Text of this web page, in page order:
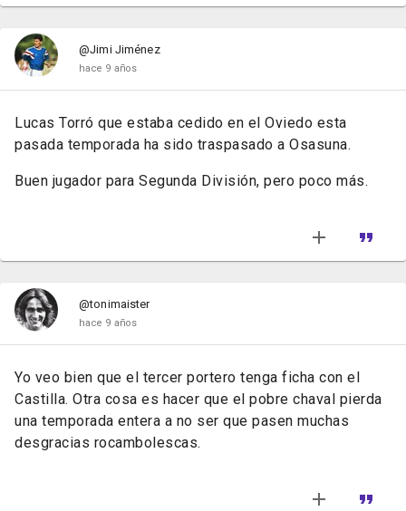
@Jimi Jiménez
hace 9 años
Lucas Torró que estaba cedido en el Oviedo esta
pasada temporada ha sido traspasado a Osasuna.
Buen jugador para Segunda División, pero poco más.
@tonimaister
hace 9 años
Yo veo bien que el tercer portero tenga ficha con el
Castilla. Otra cosa es hacer que el pobre chaval pierda
una temporada entera a no ser que pasen muchas
desgracias rocambolescas.